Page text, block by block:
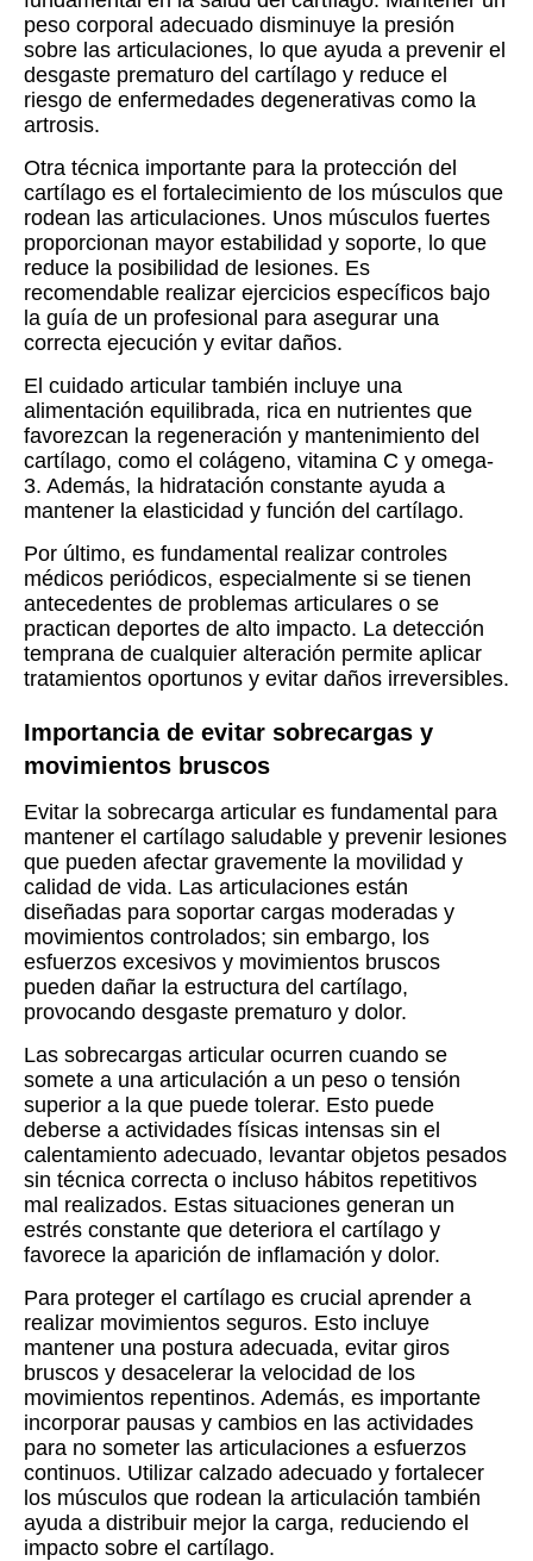
peso corporal adecuado disminuye la presión
sobre las articulaciones, lo que ayuda a prevenir el
desgaste prematuro del cartílago y reduce el
riesgo de enfermedades degenerativas como la
artrosis.
Otra técnica importante para la protección del
cartílago es el fortalecimiento de los músculos que
rodean las articulaciones. Unos músculos fuertes
proporcionan mayor estabilidad y soporte, lo que
reduce la posibilidad de lesiones. Es
recomendable realizar ejercicios específicos bajo
la guía de un profesional para asegurar una
correcta ejecución y evitar daños.
El cuidado articular también incluye una
alimentación equilibrada, rica en nutrientes que
favorezcan la regeneración y mantenimiento del
cartílago, como el colágeno, vitamina C y omega-
3. Además, la hidratación constante ayuda a
mantener la elasticidad y función del cartílago.
Por último, es fundamental realizar controles
médicos periódicos, especialmente si se tienen
antecedentes de problemas articulares o se
practican deportes de alto impacto. La detección
temprana de cualquier alteración permite aplicar
tratamientos oportunos y evitar daños irreversibles.
Importancia de evitar sobrecargas y
movimientos bruscos
Evitar la sobrecarga articular es fundamental para
mantener el cartílago saludable y prevenir lesiones
que pueden afectar gravemente la movilidad y
calidad de vida. Las articulaciones están
diseñadas para soportar cargas moderadas y
movimientos controlados; sin embargo, los
esfuerzos excesivos y movimientos bruscos
pueden dañar la estructura del cartílago,
provocando desgaste prematuro y dolor.
Las sobrecargas articular ocurren cuando se
somete a una articulación a un peso o tensión
superior a la que puede tolerar. Esto puede
deberse a actividades físicas intensas sin el
calentamiento adecuado, levantar objetos pesados
sin técnica correcta o incluso hábitos repetitivos
mal realizados. Estas situaciones generan un
estrés constante que deteriora el cartílago y
favorece la aparición de inflamación y dolor.
Para proteger el cartílago es crucial aprender a
realizar movimientos seguros. Esto incluye
mantener una postura adecuada, evitar giros
bruscos y desacelerar la velocidad de los
movimientos repentinos. Además, es importante
incorporar pausas y cambios en las actividades
para no someter las articulaciones a esfuerzos
continuos. Utilizar calzado adecuado y fortalecer
los músculos que rodean la articulación también
ayuda a distribuir mejor la carga, reduciendo el
impacto sobre el cartílago.